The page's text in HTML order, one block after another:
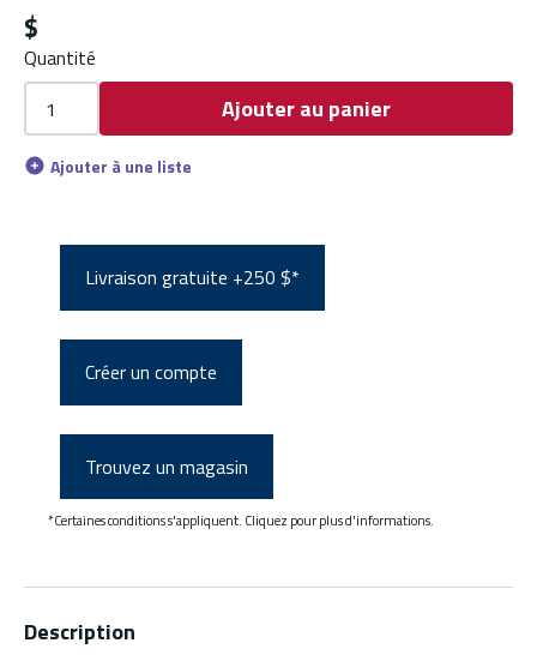
$
Quantité
Ajouter au panier
Ajouter à une liste
Livraison gratuite +250 $*
Créer un compte
Trouvez un magasin
*Certaines conditions s'appliquent. Cliquez pour plus d'informations.
Description